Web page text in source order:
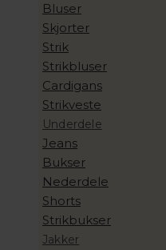
Bluser
Skjorter
Strik
Strikbluser
Cardigans
Strikveste
Underdele
Jeans
Bukser
Nederdele
Shorts
Strikbukser
Jakker